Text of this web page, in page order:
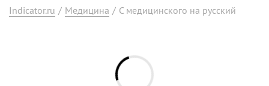
Indicator.ru / Медицина / С медицинского на русский